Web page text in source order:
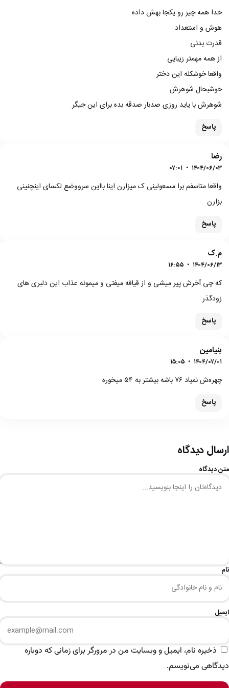
خدا همه چیز رو یکجا بهش داده
هوش و استعداد
قدرت بدنی
از همه مهمتر زیبایی
واقعا خوشکله این دختر
خوشبحال شوهرش
شوهرش با یاید روزی صدبار صدقه بده برای این جیگر
پاسخ
رضا
۱۴۰۴/۰۶/۰۳ •
واقعا متاسفم برا مسعولینی ک میزارن اینا بااین سرووضع لکسای اینچنینی
بزارن
پاسخ
م.ک
۱۴۰۴/۰۶/۱۳ •
که چی آخرش پیر میشی و از قیافه میفتی و میمونه عذاب این دلبری های
زودگذر
پاسخ
بنیامین
۱۴۰۴/۰۷/۰۱ •
چهره‌ش نمیاد ۷۶ باشه بیشتر به ۵۴ میخوره
پاسخ
ارسال دیدگاه
متن دیدگاه
نام
ایمیل
ذخیره نام، ایمیل و وبسایت من در مرورگر برای زمانی که دوباره
دیدگاهی می‌نویسم.